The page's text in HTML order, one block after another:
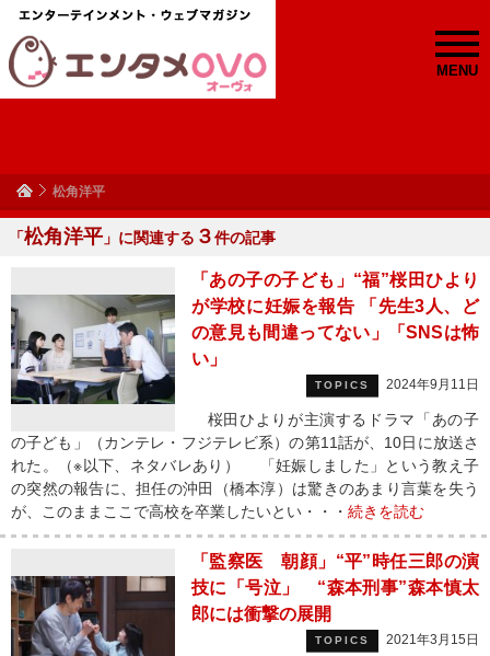
MENU
松角洋平
「松角洋平 」に関連する ３件の記事
「あの子の子ども」“福”桜田ひより
が学校に妊娠を報告 「先生3人、ど
の意見も間違ってない」「SNSは怖
い」
TOPICS 2024年9月11日
桜田ひよりが主演するドラマ「あの子
の子ども」（カンテレ・フジテレビ系）の第11話が、10日に放送さ
れた。（※以下、ネタバレあり） 「妊娠しました」という教え子
の突然の報告に、担任の沖田（橋本淳）は驚きのあまり言葉を失う
が、このままここで高校を卒業したいとい・・・ 続きを読む
「監察医 朝顔」“平”時任三郎の演
技に「号泣」 “森本刑事”森本慎太
郎には衝撃の展開
TOPICS 2021年3月15日